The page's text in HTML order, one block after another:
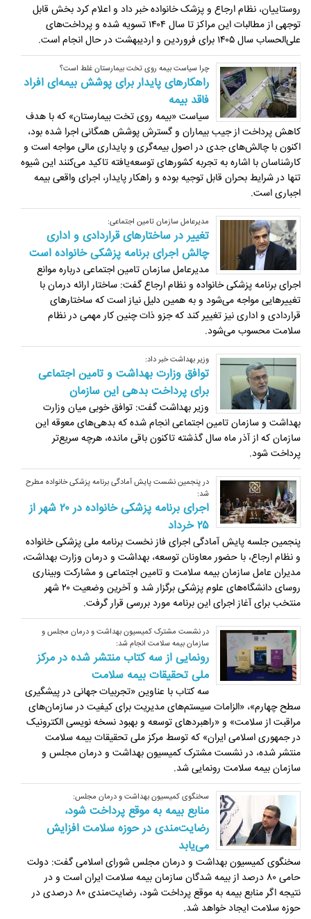
روستاییان، نظام ارجاع و پزشک خانواده خبر داد و اعلام کرد بخش قابل
توجهی از مطالبات این مراکز تا سال ۱۴۰۴ تسویه شده و پرداخت‌های
علی‌الحساب سال ۱۴۰۵ برای فروردین و اردیبهشت در حال انجام است.
چرا سیاست بیمه روی تخت بیمارستان غلط است؟
راهکارهای پایدار برای پوشش بیمه‌ای افراد
فاقد بیمه
سیاست «بیمه روی تخت بیمارستان» که با هدف
کاهش پرداخت از جیب بیماران و گسترش پوشش همگانی اجرا شده بود،
اکنون با چالش‌های جدی در اصول بیمه‌گری و پایداری مالی مواجه است و
کارشناسان با اشاره به تجربه کشورهای توسعه‌یافته تاکید می‌کنند این شیوه
تنها در شرایط بحران قابل توجیه بوده و راهکار پایدار، اجرای واقعی بیمه
اجباری است.
مدیرعامل سازمان تامین اجتماعی:
تغییر در ساختارهای قراردادی و اداری
چالش اجرای برنامه پزشکی خانواده است
مدیرعامل سازمان تامین اجتماعی درباره موانع
اجرای برنامه پزشکی خانواده و نظام ارجاع گفت: ساختار ارائه درمان با
تغییرهایی مواجه می‌شود و به همین دلیل نیاز است که ساختارهای
قراردادی و اداری نیز تغییر کند که جزو ذات چنین کار مهمی در نظام
سلامت محسوب می‌شود.
وزیر بهداشت خبر داد:
توافق وزارت بهداشت و تامین اجتماعی
برای پرداخت بدهی این سازمان
وزیر بهداشت گفت: توافق خوبی میان وزارت
بهداشت و سازمان تامین اجتماعی انجام شده که بدهی‌های معوقه این
سازمان که از آذر ماه سال گذشته تاکنون باقی مانده، هرچه سریع‌تر
پرداخت شود.
در پنجمین نشست پایش آمادگی برنامه پزشکی خانواده مطرح
شد:
اجرای برنامه پزشکی خانواده در ۲۰ شهر از
۲۵ خرداد
پنجمین جلسه پایش آمادگی اجرای فاز نخست برنامه ملی پزشکی خانواده
و نظام ارجاع، با حضور معاونان توسعه، بهداشت و درمان وزارت بهداشت،
مدیران عامل سازمان بیمه سلامت و تامین اجتماعی و مشارکت وبیناری
روسای دانشگاه‌های علوم پزشکی برگزار شد و آخرین وضعیت ۲۰ شهر
منتخب برای آغاز اجرای این برنامه مورد بررسی قرار گرفت.
در نشست مشترک کمیسیون بهداشت و درمان مجلس و
سازمان بیمه سلامت انجام شد:
رونمایی از سه کتاب منتشر شده در مرکز
ملی تحقیقات بیمه سلامت
سه کتاب با عناوین «تجربیات جهانی در پیشگیری
سطح چهارم»، «الزامات سیستم‌های مدیریت برای کیفیت در سازمان‌های
مراقبت از سلامت» و «راهبردهای توسعه و بهبود نسخه نویسی الکترونیک
در جمهوری اسلامی ایران» که توسط مرکز ملی تحقیقات بیمه سلامت
منتشر شده، در نشست مشترک کمیسیون بهداشت و درمان مجلس و
سازمان بیمه سلامت رونمایی شد.
سخنگوی کمیسیون بهداشت و درمان مجلس:
منابع بیمه به موقع پرداخت شود،
رضایت‌مندی در حوزه سلامت افزایش
می‌یابد
سخنگوی کمیسیون بهداشت و درمان مجلس شورای اسلامی گفت: دولت
حامی ۸۰ درصد از بیمه شدگان سازمان بیمه سلامت ایران است و در
نتیجه اگر منابع بیمه به موقع پرداخت شود، رضایت‌مندی ۸۰ درصدی در
حوزه سلامت ایجاد خواهد شد.